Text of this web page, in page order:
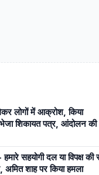
लोगों में आक्रोश, किया
शिकायत पत्र, आंदोलन की
सहयोगी दल या विपक्ष की
अमित शाह पर किया हमला